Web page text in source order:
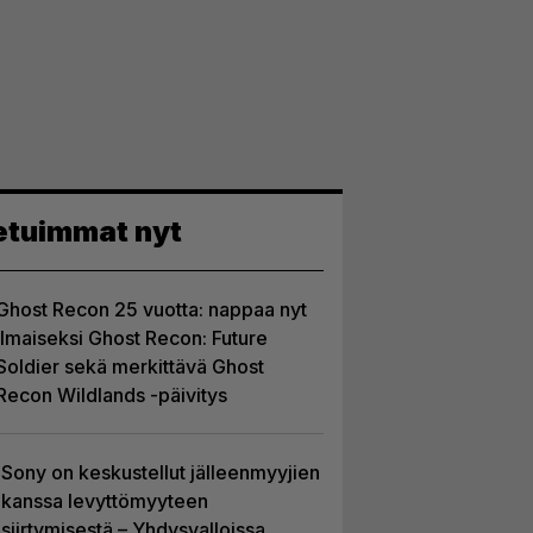
nyt
Recon 25 vuotta: nappaa nyt
Ghost Recon: Future
sekä merkittävä Ghost
Wildlands -päivitys
Sony on keskustellut jälleenmyyjien
kanssa levyttömyyteen